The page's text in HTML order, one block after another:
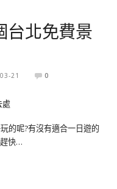
台北免費景
21 0
的呢?有沒有適合一日遊的
快…